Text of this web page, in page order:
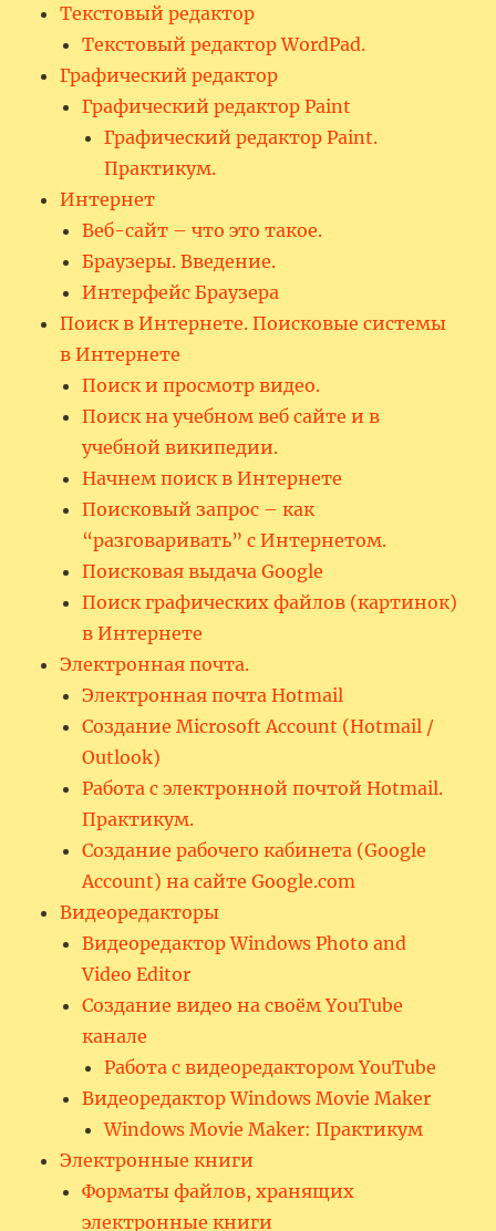
Текстовый редактор
Текстовый редактор WordPad.
Графический редактор
Графический редактор Paint
Графический редактор Paint.
Практикум.
Интернет
Веб-сайт – что это такое.
Браузеры. Введение.
Интерфейс Браузера
Поиск в Интернете. Поисковые системы
в Интернете
Поиск и просмотр видео.
Поиск на учебном веб сайте и в
учебной википедии.
Начнем поиск в Интернете
Поисковый запрос – как
“разговаривать” с Интернетом.
Поисковая выдача Google
Поиск графических файлов (картинок)
в Интернете
Электронная почта.
Электронная почта Hotmail
Создание Microsoft Account (Hotmail /
Outlook)
Работа с электронной почтой Hotmail.
Практикум.
Создание рабочего кабинета (Google
Account) на сайте Google.com
Видеоредакторы
Видеоредактор Windows Photo and
Video Editor
Создание видео на своём YouTube
канале
Работа с видеоредактором YouTube
Видеоредактор Windows Movie Maker
Windows Movie Maker: Практикум
Электронные книги
Форматы файлов, хранящих
электронные книги